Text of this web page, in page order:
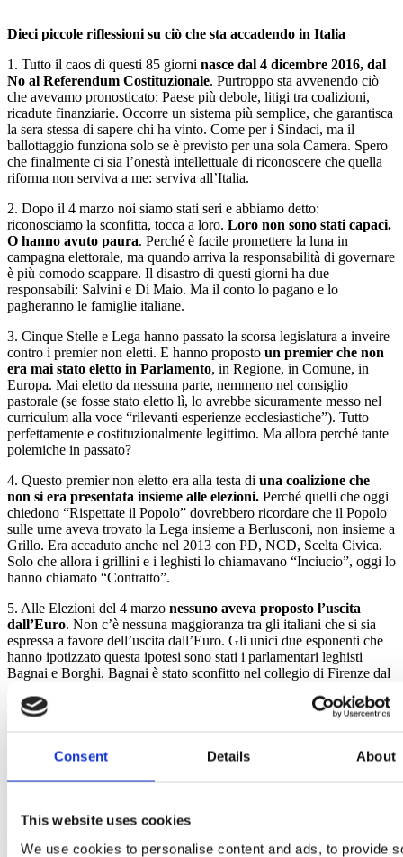
Consent Details About
This website uses cookies
We use cookies to personalise content and ads, to provide
Dieci piccole riflessioni su ciò che sta accadendo in Italia
1. Tutto il caos di questi 85 giorni nasce dal 4 dicembre 2016, dal
No al Referendum Costituzionale. Purtroppo sta avvenendo ciò
che avevamo pronosticato: Paese più debole, litigi tra coalizioni,
ricadute finanziarie. Occorre un sistema più semplice, che garantisca
la sera stessa di sapere chi ha vinto. Come per i Sindaci, ma il
ballottaggio funziona solo se è previsto per una sola Camera. Spero
che finalmente ci sia l’onestà intellettuale di riconoscere che quella
riforma non serviva a me: serviva all’Italia.
2. Dopo il 4 marzo noi siamo stati seri e abbiamo detto:
riconosciamo la sconfitta, tocca a loro. Loro non sono stati capaci.
O hanno avuto paura. Perché è facile promettere la luna in
campagna elettorale, ma quando arriva la responsabilità di governare
è più comodo scappare. Il disastro di questi giorni ha due
responsabili: Salvini e Di Maio. Ma il conto lo pagano e lo
pagheranno le famiglie italiane.
3. Cinque Stelle e Lega hanno passato la scorsa legislatura a inveire
contro i premier non eletti. E hanno proposto un premier che non
era mai stato eletto in Parlamento, in Regione, in Comune, in
Europa. Mai eletto da nessuna parte, nemmeno nel consiglio
pastorale (se fosse stato eletto lì, lo avrebbe sicuramente messo nel
curriculum alla voce “rilevanti esperienze ecclesiastiche”). Tutto
perfettamente e costituzionalmente legittimo. Ma allora perché tante
polemiche in passato?
4. Questo premier non eletto era alla testa di una coalizione che
non si era presentata insieme alle elezioni. Perché quelli che oggi
chiedono “Rispettate il Popolo” dovrebbero ricordare che il Popolo
sulle urne aveva trovato la Lega insieme a Berlusconi, non insieme a
Grillo. Era accaduto anche nel 2013 con PD, NCD, Scelta Civica.
Solo che allora i grillini e i leghisti lo chiamavano “Inciucio”, oggi lo
hanno chiamato “Contratto”.
5. Alle Elezioni del 4 marzo nessuno aveva proposto l’uscita
dall’Euro. Non c’è nessuna maggioranza tra gli italiani che si sia
espressa a favore dell’uscita dall’Euro. Gli unici due esponenti che
hanno ipotizzato questa ipotesi sono stati i parlamentari leghisti
Bagnai e Borghi. Bagnai è stato sconfitto nel collegio di Firenze dal
Chi vuole uscire dall’Euro lo deve dire prima delle elezioni, non
dopo.
6. Ipotizzare l’uscita dall’Euro, con un piano B studiato anche dal
L’ipotesi di non restituire 250 miliardi di Euro di debito pubblico,
Paese allo sbando. Il Presidente della Repubblica ha esercitato le sue
fatto in più di una circostanza e io ne sono testimone anche